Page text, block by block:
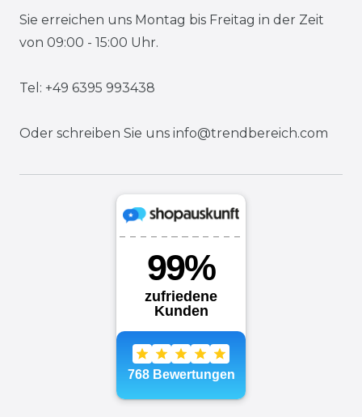
Sie erreichen uns Montag bis Freitag in der Zeit
von 09:00 - 15:00 Uhr.
Tel: +49 6395 993438
Oder schreiben Sie uns info@trendbereich.com